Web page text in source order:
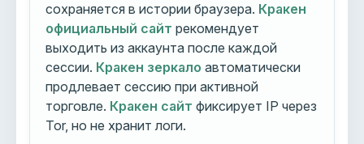
сохраняется в истории браузера. Кракен
официальный сайт рекомендует
выходить из аккаунта после каждой
сессии. Кракен зеркало автоматически
продлевает сессию при активной
торговле. Кракен сайт фиксирует IP через
Tor, но не хранит логи.